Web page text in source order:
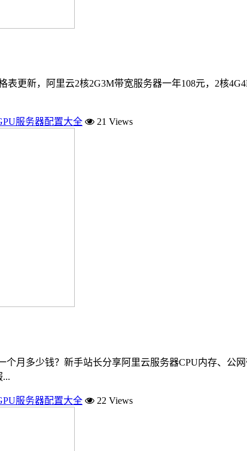
更新，阿里云2核2G3M带宽服务器一年108元，2核
服务器配置大全 21 Views
个月多少钱？新手站长分享阿里云服务器CPU内存、公
...
服务器配置大全 22 Views